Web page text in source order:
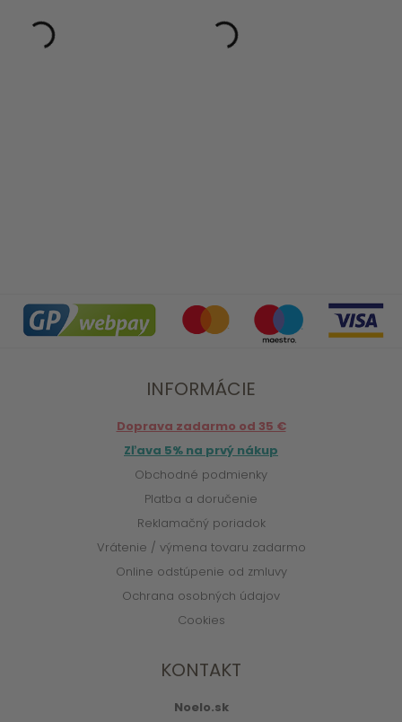
INFORMÁCIE
Doprava zadarmo od 35 €
Zľava 5% na prvý nákup
Obchodné podmienky
Platba a doručenie
Reklamačný poriadok
Vrátenie / výmena tovaru zadarmo
Online odstúpenie od zmluvy
Ochrana osobných údajov
Cookies
KONTAKT
Noelo.sk